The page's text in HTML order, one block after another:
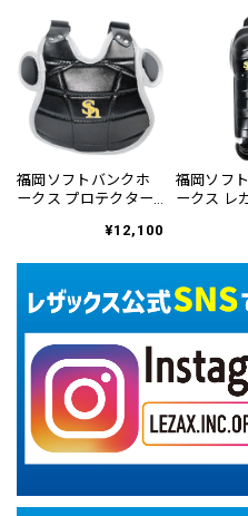
福岡ソフトバンクホ
ークス プロテクター
¥12,100
福岡ソフ
ークス レ